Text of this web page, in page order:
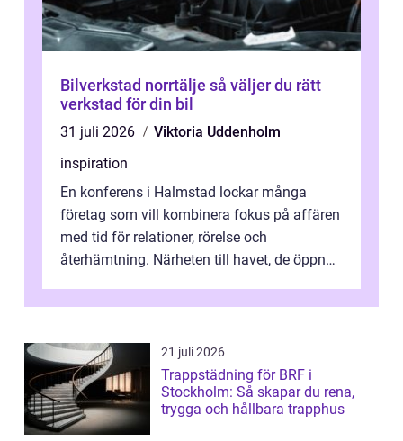
Bilverkstad norrtälje så väljer du rätt
verkstad för din bil
31 juli 2026
Viktoria Uddenholm
inspiration
En konferens i Halmstad lockar många
företag som vill kombinera fokus på affären
med tid för relationer, rörelse och
återhämtning. Närheten till havet, de öppna
21 juli 2026
Trappstädning för BRF i
Stockholm: Så skapar du rena,
trygga och hållbara trapphus